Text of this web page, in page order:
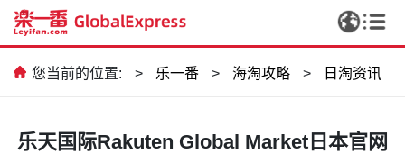
您当前的位置: > 乐一番 > 海淘攻略 > 日淘资讯
乐天国际Rakuten Global Market日本官网